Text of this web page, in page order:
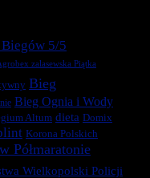
5/5
zalasewska Piątka
Bieg
Bieg Ognia i Wody
Altum dieta Domix
Korona Polskich
Półmaratonie
Wielkopolski Policji